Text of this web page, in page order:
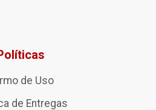
de Uso
de Entregas